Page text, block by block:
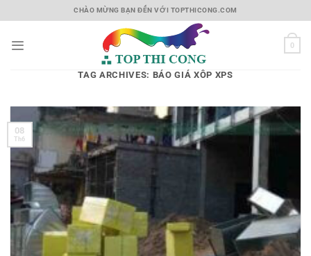
to
CHÀO MỪNG BẠN ĐẾN VỚI TOPTHICONG.COM
0
TAG ARCHIVES: BÁO GIÁ XỐP XPS
08
Th6